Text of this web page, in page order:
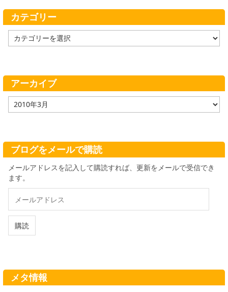
カテゴリー
テ
ー
アーカイブ
ア
ー
ブ
ブログをメールで購読
メールアドレスを記入して購読すれば、更新をメールで受信でき
ます。
ル
ド
購読
メタ情報